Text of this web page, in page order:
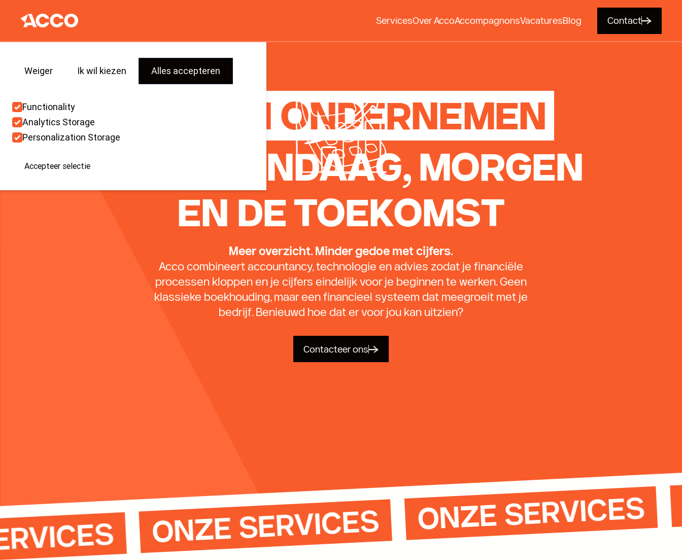
We gebruiken cookies om je de best mogelijke ervaring te
bieden. Lees onze
Weiger Ik wil kiezen Alles accepteren
Functionality
Analytics Storage
Personalization Storage
Accepteer selectie
ServicesOver AccoAccompagnonsVacaturesBlog Contact
SAMEN ONDERNEMEN
VOOR VANDAAG, MORGEN
EN DE TOEKOMST
Meer overzicht. Minder gedoe met cijfers.
Acco combineert accountancy, technologie en advies zodat je financiële
processen kloppen en je cijfers eindelijk voor je beginnen te werken. Geen
klassieke boekhouding, maar een financieel systeem dat meegroeit met je
bedrijf. Benieuwd hoe dat er voor jou kan uitzien?
Contacteer ons
ONZE SERVICES ONZE SERVICES